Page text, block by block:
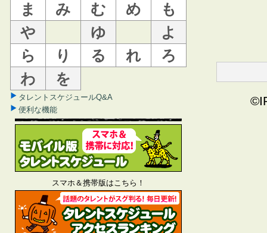
ま
み む め
も
や
ゆ
よ
ら
り る れ
ろ
わ
を
タレントスケジュールQ&A
便利な機能
スマホ＆携帯版はこちら！